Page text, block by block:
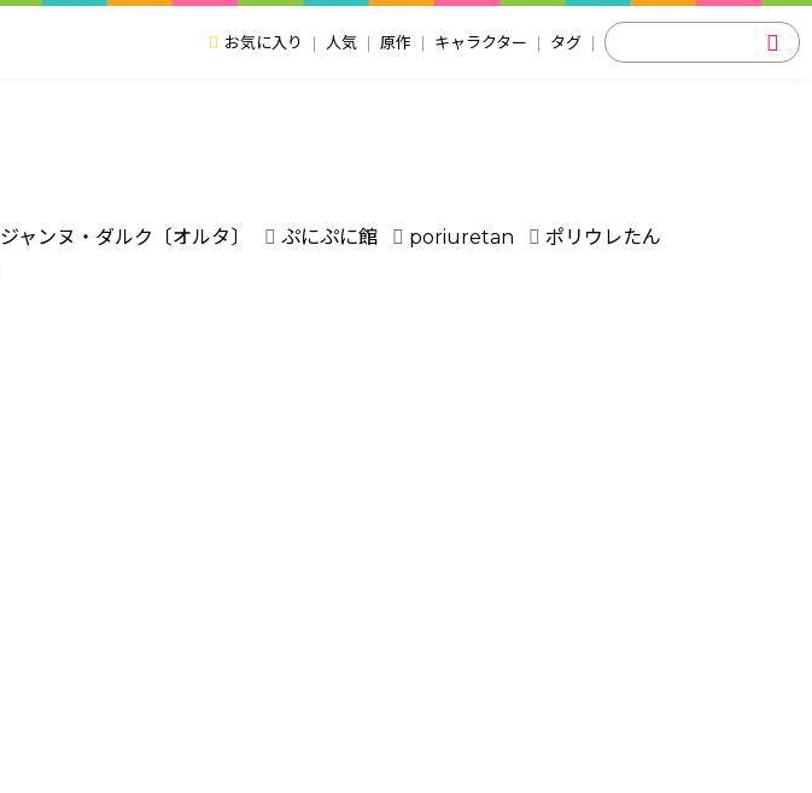
お気に入り 人気 原作 キャラクター タグ
ジャンヌ・ダルク〔オルタ〕 ぷにぷに館 poriuretan
ポリウレたん